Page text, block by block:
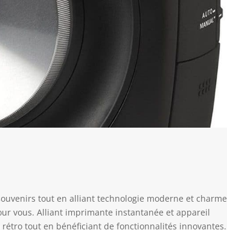
tout en alliant technologie moderne et charme
vous. Alliant imprimante instantanée et appareil
tout en bénéficiant de fonctionnalités innovantes.